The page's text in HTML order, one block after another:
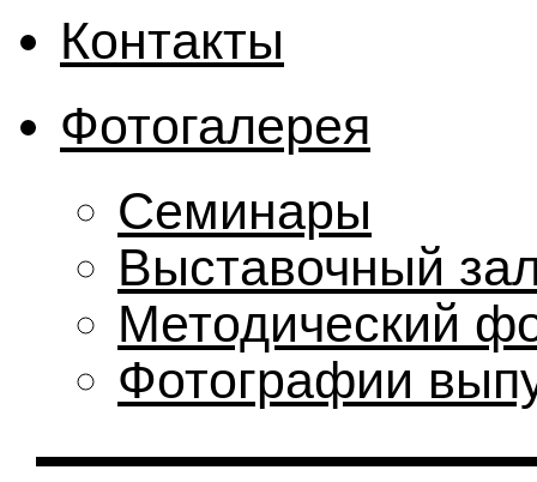
Контакты
Фотогалерея
Семинары
Выставочный
Методический
Фотографии